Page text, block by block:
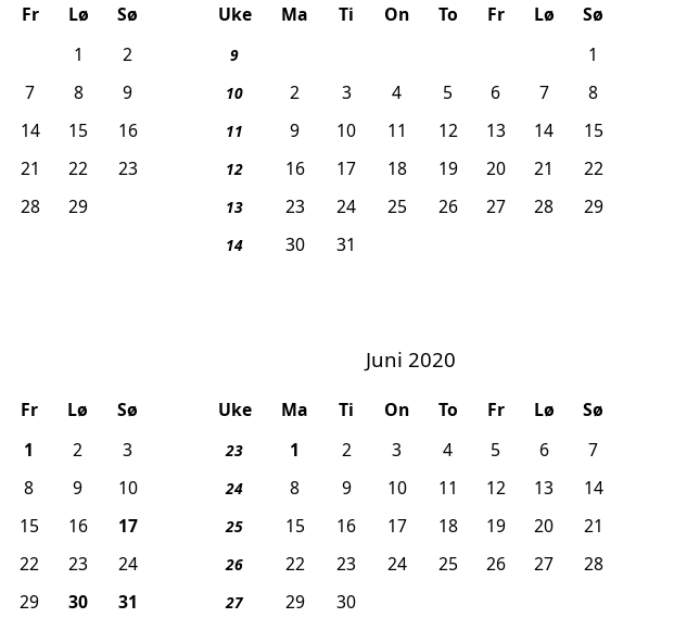
Fr Lø Sø
1 2
7 8 9
14 15 16
21 22 23
28 29
Uke Ma Ti On To Fr Lø Sø
9 1
10 2 3 4 5 6 7 8
11 9 10 11 12 13 14 15
12 16 17 18 19 20 21 22
13 23 24 25 26 27 28 29
14 30 31
Fr Lø Sø
1 , Arbeidernes dag
2 3
8 9 10
15 16 17, Grunnlovsdag
, Kristi himmelfartsdag
22 23 24
29 30, Pinseaften
31 , 1. pinsedag
Juni 2020
Uke Ma Ti On To Fr Lø Sø
23 1 , 2. pinsedag
2 3 4 5 6 7
24 8 9 10 11 12 13 14
25 15 16 17 18 19 20 21
26 22 23 24 25 26 27 28
27 29 30